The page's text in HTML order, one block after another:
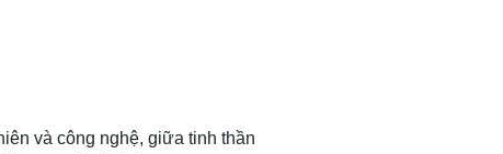
và công nghệ, giữa tinh thần